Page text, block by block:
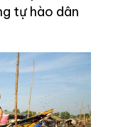
tự hào dân